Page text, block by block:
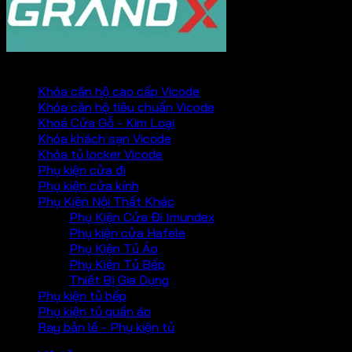
Khóa căn hộ cao cấp Vicode
Khóa căn hộ tiêu chuẩn Vicode
Khoá Cửa Gỗ - Kim Loại
Khóa khách sạn Vicode
Khóa tủ locker Vicode
Phụ kiện cửa đi
Phụ kiện cửa kính
Phụ Kiện Nội Thất Khác
Phụ Kiện Cửa Đi Imundex
Phụ kiện cửa Hafele
Phụ Kiện Tủ Áo
Phụ Kiện Tủ Bếp
Thiết Bị Gia Dụng
Phụ kiện tủ bếp
Phụ kiện tủ quần áo
Ray bản lề - Phụ kiện tủ